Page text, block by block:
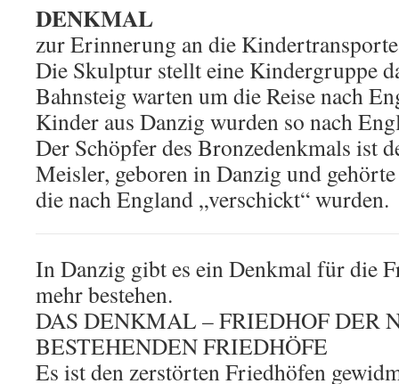
DENKMAL
zur Erinnerung an die
Die Skulptur stellt eine Kindergruppe
Bahnsteig warten um die Reise nach
Kinder aus Danzig wurden so nach
Der Schöpfer des Bronzedenkmals ist
Meisler, geboren in Danzig und
die nach England „verschickt“ wurden.
In Danzig gibt es ein Denkmal für die
mehr bestehen.
DAS DENKMAL – FRIEDHOF DER
BESTEHENDEN FRIEDHÖFE
Es ist den zerstörten Friedhöfen